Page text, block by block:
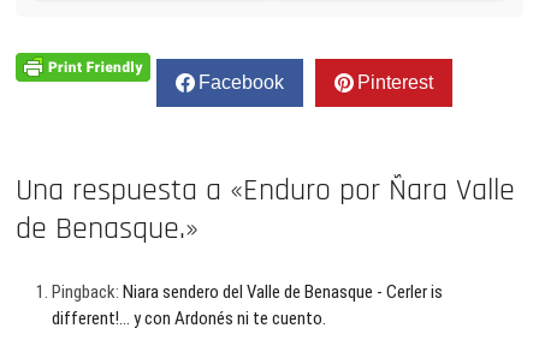
Facebook Pinterest
Una respuesta a «Enduro por Ñara Valle
de Benasque.»
Pingback: Niara sendero del Valle de Benasque - Cerler is
different!... y con Ardonés ni te cuento.